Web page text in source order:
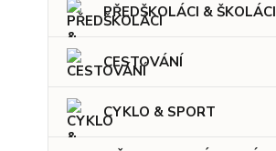
PŘEDŠKOLÁCI & ŠKOLÁCI
CESTOVÁNÍ
CYKLO & SPORT